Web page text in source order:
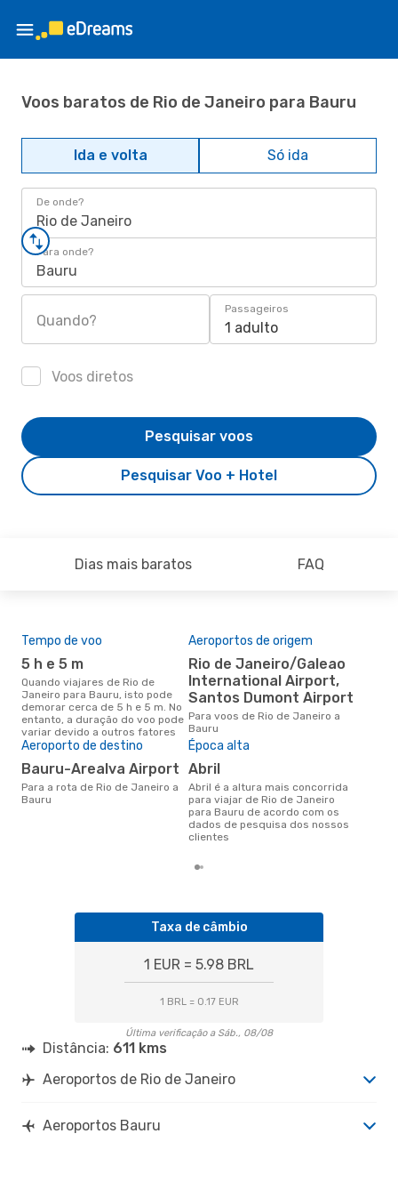
Voos baratos de Rio de Janeiro para Bauru
Ida e volta Só ida
De onde?
Rio de Janeiro
Para onde?
Bauru
Quando?
Passageiros
1 adulto
Voos diretos
Pesquisar Voo + Hotel
Pesquisar voos
Dias mais baratos FAQ
Tempo de voo
5 h e 5 m
Quando viajares de Rio de
Janeiro para Bauru, isto pode
demorar cerca de 5 h e 5 m. No
entanto, a duração do voo pode
variar devido a outros fatores
Aeroportos de origem
Rio de Janeiro/Galeao
International Airport,
Santos Dumont Airport
Para voos de Rio de Janeiro a
Bauru
Aeroporto de destino
Bauru-Arealva Airport
Para a rota de Rio de Janeiro a
Bauru
Época alta
abril
abril é a altura mais concorrida
para viajar de Rio de Janeiro
para Bauru de acordo com os
dados de pesquisa dos nossos
clientes
Taxa de câmbio
1 EUR = 5.98 BRL
1 BRL = 0.17 EUR
Última verificação a Sáb., 08/08
Distância: 611 kms
Aeroportos de Rio de Janeiro
Aeroportos Bauru